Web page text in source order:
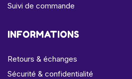
Suivi de commande
INFORMATIONS
Retours & échanges
Sécurité & confidentialité